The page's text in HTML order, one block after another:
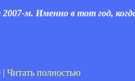
м. Именно в тот год, когда
| Читать полностью